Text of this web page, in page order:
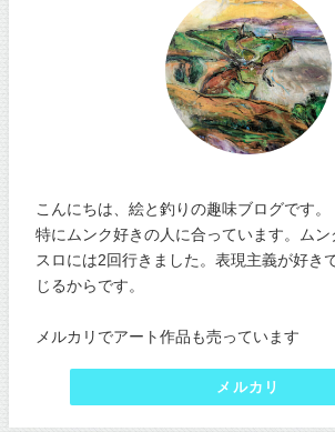
こんにちは、絵と釣りの趣味ブログです。
特にムンク好きの人に合っています。ム
スロには2回行きました。表現主義が好き
じるからです。
メルカリでアート作品も売っています
メルカリ